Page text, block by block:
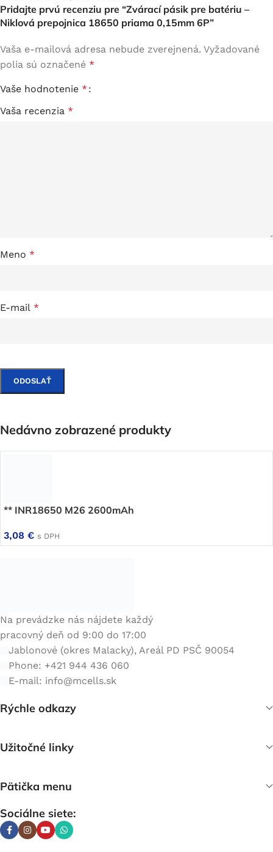
Pridajte prvú recenziu pre “Zvárací pásik pre batériu –
Niklová prepojnica 18650 priama 0,15mm 6P”
Vaša e-mailová adresa nebude zverejnená. Vyžadované
polia sú označené *
Vaše hodnotenie *
Vaša recenzia *
Meno *
E-mail *
Nedávno zobrazené produkty
** INR18650 M26 2600mAh
3,08 € s DPH
Na prevádzke nás nájdete každý
pracovný deň od 9:00 do 17:00
Jablonové (okres Malacky), Areál PD PSČ 90054
Phone: +421 944 436 060
E-mail: info@mcells.sk
Rýchle odkazy
Užitočné linky
Pätička menu
Sociálne siete: